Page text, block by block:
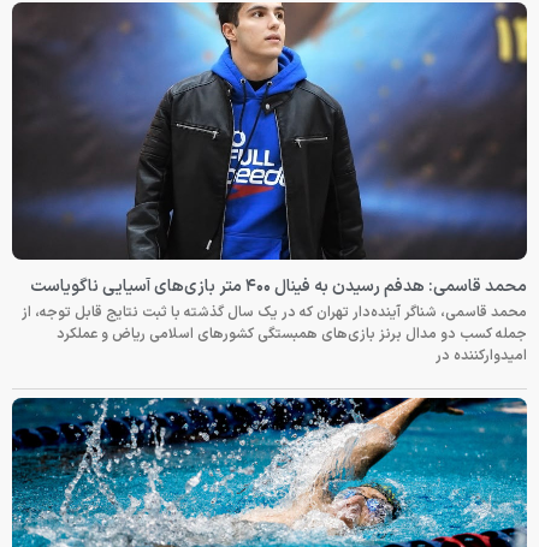
محمد قاسمی: هدفم رسیدن به فینال ۴۰۰ متر بازی‌های آسیایی ناگویاست
محمد قاسمی، شناگر آینده‌دار تهران که در یک سال گذشته با ثبت نتایج قابل توجه، از
جمله کسب دو مدال برنز بازی‌های همبستگی کشورهای اسلامی ریاض و عملکرد
امیدوارکننده در